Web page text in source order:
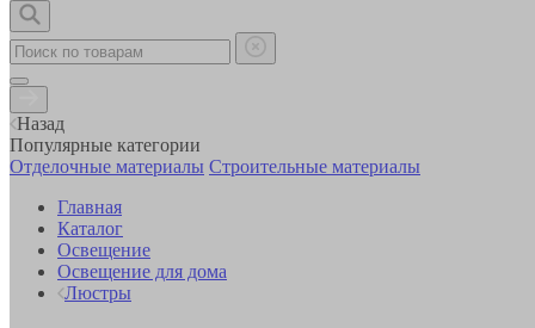
Назад
Популярные категории
Отделочные материалы Строительные материалы
Главная
Каталог
Освещение
Освещение для дома
Люстры